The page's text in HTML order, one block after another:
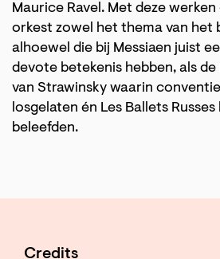
Maurice Ravel. Met deze
orkest zowel het thema van het
alhoewel die bij Messiaen juist
devote betekenis hebben, als
van Strawinsky waarin
losgelaten én Les Ballets
beleefden.
Credits